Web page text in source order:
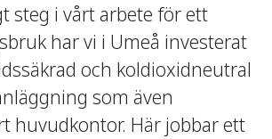
steg i vårt arbete för ett
har vi i Umeå investerat
och koldioxidneutral
som även
huvudkontor. Här jobbar ett